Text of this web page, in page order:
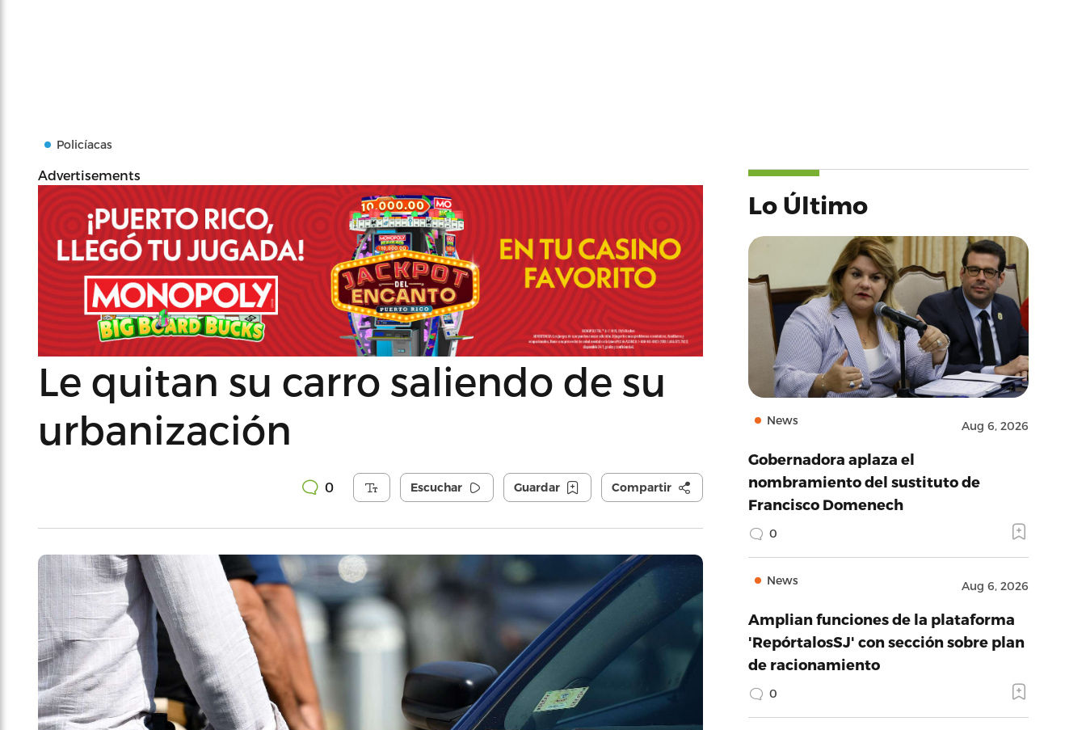
Policíacas
Advertisements
Le quitan su carro saliendo de su
urbanización
0 Escuchar Guardar Compartir
Lo Último
News Aug 6, 2026
Gobernadora aplaza el
nombramiento del sustituto de
Francisco Domenech
0
News Aug 6, 2026
Amplian funciones de la plataforma
'RepórtalosSJ' con sección sobre plan
de racionamiento
0